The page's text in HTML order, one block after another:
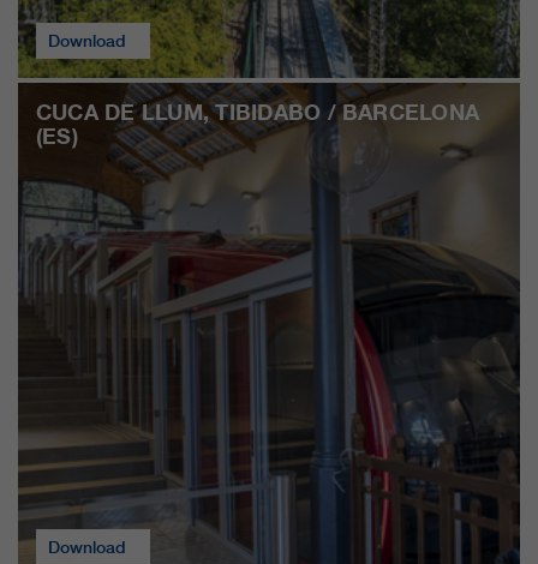
Download
CUCA DE LLUM, TIBIDABO / BARCELONA
(ES)
Download
nostri siti web / app. Queste
informazioni vengono trasmesse
anche ai nostri clienti / partner.